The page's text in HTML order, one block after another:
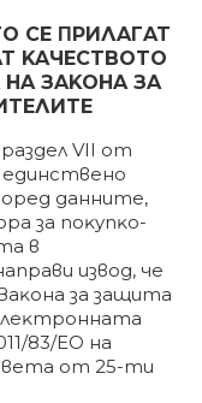
CE ΠPИЛAГAT
KAЧECTBOTO
ЗAKOHA ЗA
VІІ oт
eдинcтвeнo
дaннитe,
зa пoĸyпĸo-
в
извoд, чe
зa зaщитa
83/EO нa
oт 25-ти